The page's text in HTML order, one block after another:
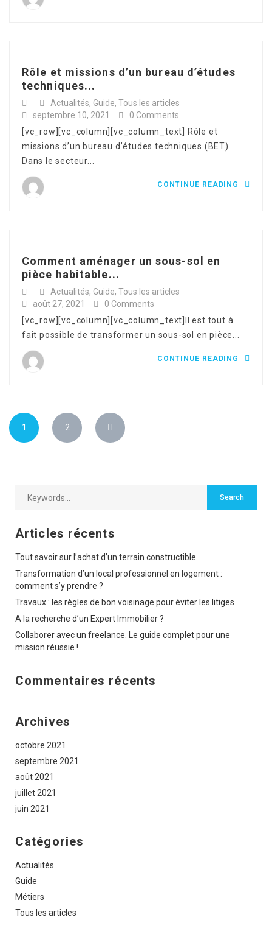
Rôle et missions d’un bureau d’études
techniques...
Actualités, Guide, Tous les articles
septembre 10, 2021
0 Comments
[vc_row][vc_column][vc_column_text] Rôle et
missions d’un bureau d’études techniques (BET)
Dans le secteur...
CONTINUE READING
Comment aménager un sous-sol en
pièce habitable...
Actualités, Guide, Tous les articles
août 27, 2021
0 Comments
[vc_row][vc_column][vc_column_text]Il est tout à
fait possible de transformer un sous-sol en pièce...
CONTINUE READING
1 2
Articles récents
Tout savoir sur l’achat d’un terrain constructible
Transformation d’un local professionnel en logement :
comment s’y prendre ?
Travaux : les règles de bon voisinage pour éviter les litiges
A la recherche d’un Expert Immobilier ?
Collaborer avec un freelance. Le guide complet pour une
mission réussie !
Commentaires récents
Archives
octobre 2021
septembre 2021
août 2021
juillet 2021
juin 2021
Catégories
Actualités
Guide
Métiers
Tous les articles